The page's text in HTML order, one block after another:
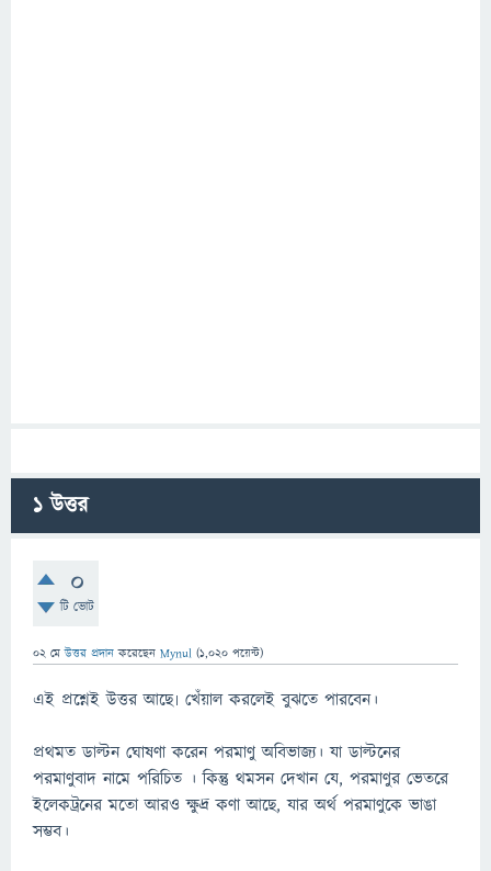
1উত্তর
0
টি ভোট
02 মে উত্তর প্রদান করেছেন Mynul (1,020 পয়েন্ট)
এই প্রশ্নেই উত্তর আছে৷ খেঁয়াল করলেই বুঝতে পারবেন।
প্রথমত ডাল্টন ঘোষণা করেন পরমাণু অবিভাজ্য। যা ডাল্টনের
পরমাণুবাদ নামে পরিচিত । কিন্তু থমসন দেখান যে, পরমাণুর ভেতরে
ইলেকট্রনের মতো আরও ক্ষুদ্র কণা আছে, যার অর্থ পরমাণুকে ভাঙা
সম্ভব।